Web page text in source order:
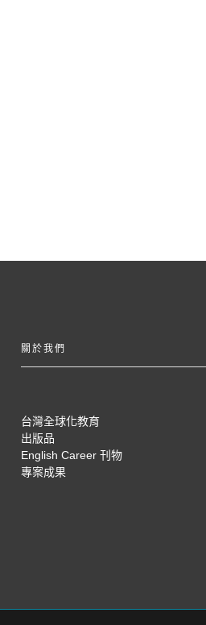
關於我們
台灣全球化教育
出版品
English Career 刊物
專案成果